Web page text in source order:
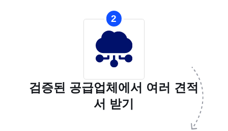
2
검증된 공급업체에서 여러 견적
서 받기